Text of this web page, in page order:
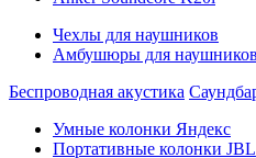
Чехлы для наушников
Амбушюры для наушников
Беспроводная акустика
Умные колонки Яндекс
Портативные колонки JBL